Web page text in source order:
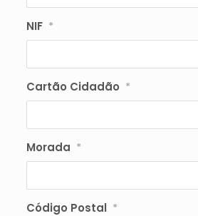
NIF *
Cartão Cidadão *
Morada *
Código Postal *